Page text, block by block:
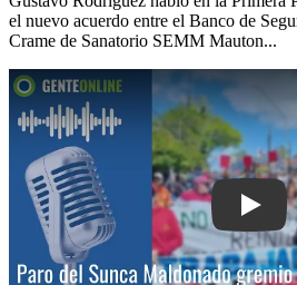
el nuevo acuerdo entre el Banco de
Crame de Sanatorio SEMM Mauton...
Play: